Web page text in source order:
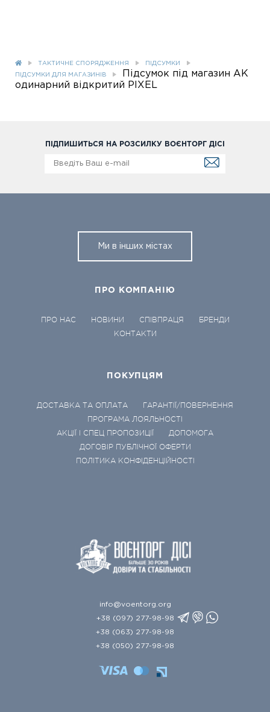
ТАКТИЧНЕ СПОРЯДЖЕННЯ ПІДСУМКИ
ПІДСУМКИ ДЛЯ МАГАЗИНІВ
Підсумок під магазин АК
одинарний відкритий РІХЕL
ПІДПИШИТЬСЯ НА РОЗСИЛКУ ВОЄНТОРГ ДІСІ
Ми в інших містах
ПРО КОМПАНІЮ
ПРО НАС НОВИНИ СПІВПРАЦЯ
БРЕНДИ
КОНТАКТИ
ПОКУПЦЯМ
ДОСТАВКА ТА ОПЛАТА
ГАРАНТІЇ/ПОВЕРНЕННЯ
ПРОГРАМА ЛОЯЛЬНОСТІ
АКЦІЇ І СПЕЦ ПРОПОЗИЦІЇ
ДОПОМОГА
ДОГОВІР ПУБЛІЧНОЇ ОФЕРТИ
ПОЛІТИКА КОНФІДЕНЦІЙНОСТІ
info@voentorg.org
+38 (097) 277-98-98
+38 (063) 277-98-98
+38 (050) 277-98-98